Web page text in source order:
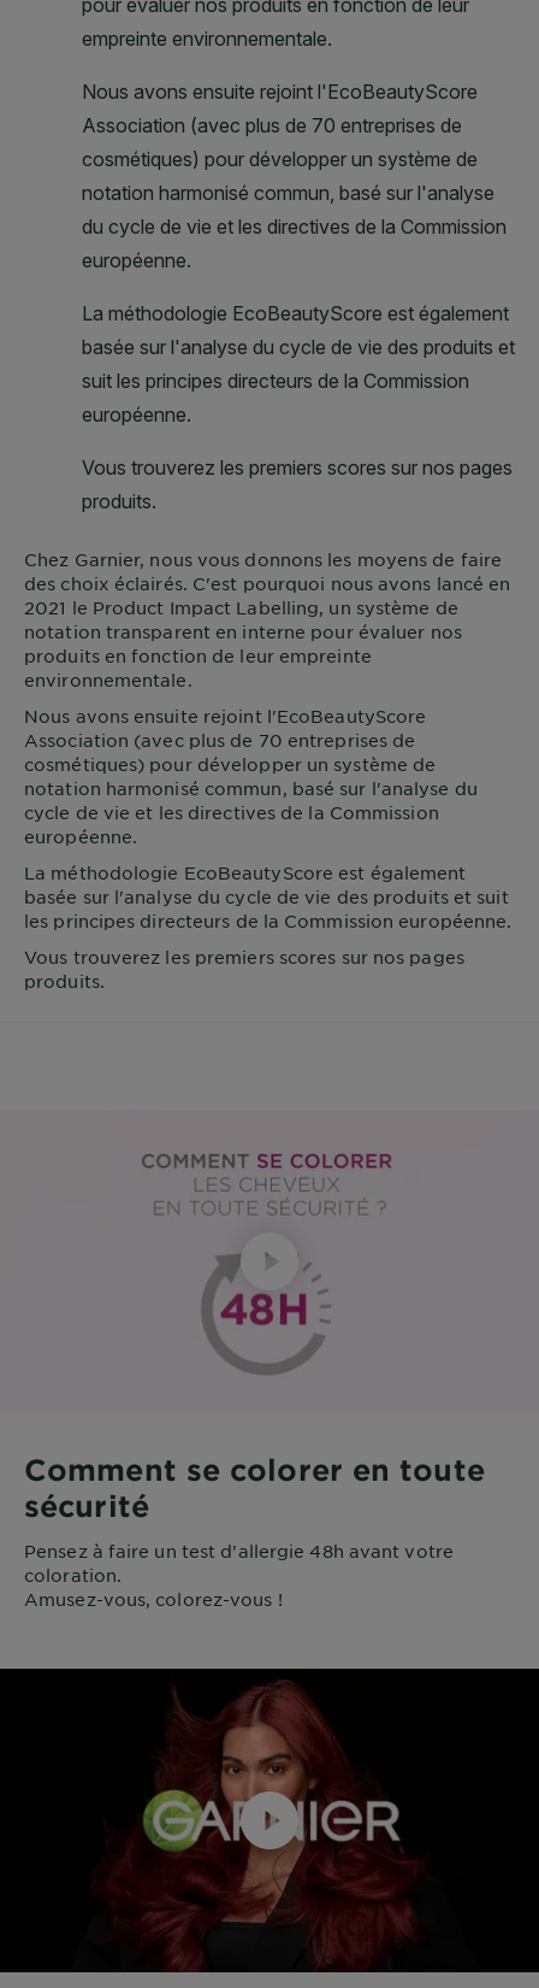
Chez Garnier, nous vous donnons les moyens de faire
des choix éclairés. C'est pourquoi nous avons lancé en
2021 le Product Impact Labelling, un système de
notation transparent en interne pour évaluer nos
produits en fonction de leur empreinte
environnementale.
Nous avons ensuite rejoint l'EcoBeautyScore
Association (avec plus de 70 entreprises de
cosmétiques) pour développer un système de
notation harmonisé commun, basé sur l'analyse du
cycle de vie et les directives de la Commission
européenne.
La méthodologie EcoBeautyScore est également
basée sur l'analyse du cycle de vie des produits et suit
les principes directeurs de la Commission européenne.
Vous trouverez les premiers scores sur nos pages
produits.
Comment se colorer en toute
sécurité
Pensez à faire un test d'allergie 48h avant votre
coloration.
Amusez-vous, colorez-vous !